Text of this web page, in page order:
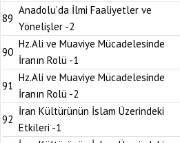
89
Anadolu’da İlmi Faaliyetler ve
Yönelişler -2
90
Hz.Ali ve Muaviye Mücadelesinde
İranın Rolü -1
91
Hz.Ali ve Muaviye Mücadelesinde
İranın Rolü -2
92
İran Kültürünün İslam Üzerindeki
Etkileri -1